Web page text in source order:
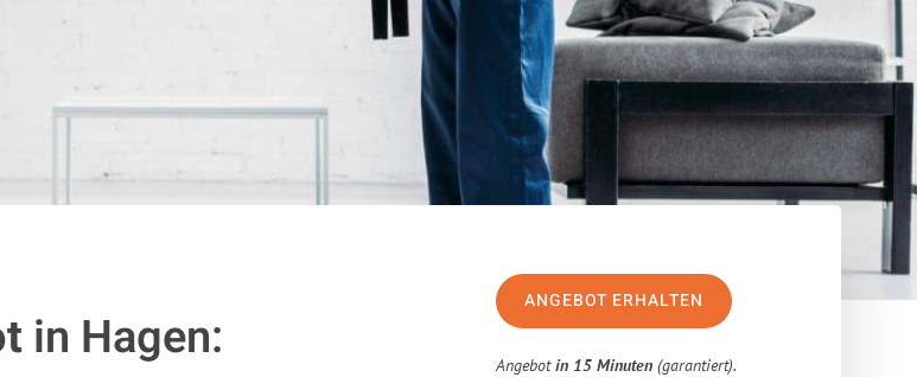
in Hagen:
ANGEBOT ERHALTEN
Angebotin 15 Minuten (garantiert).